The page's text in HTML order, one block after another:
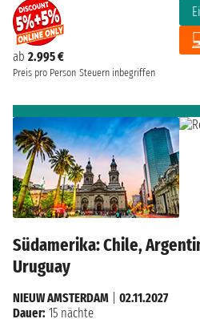
ab 2.995 €
Preis pro Person Steuern inbegriffen
Südamerika: Chile,
Uruguay
NIEUW AMSTERDAM
02.11.2027
Dauer: 15 nächte